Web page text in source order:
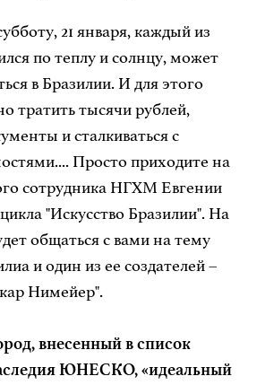
21 января, каждый из
по теплу и солнцу, может
в Бразилии. И для этого
тратить тысячи рублей,
и сталкиваться с
Просто приходите на
сотрудника НГХМ Евгении
"Искусство Бразилии". На
общаться с вами на тему
и один из ее создателей –
Нимейер".
внесенный в список
ЮНЕСКО, «идеальный